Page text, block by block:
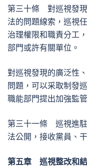
第三十條 對巡視發
法的問題線索，巡視
治理權限和職責分工
部門或許有關單位。
對巡視發現的廣泛性
問題，可以采取制發
職能部門提出加強監
第三十一條 巡視進
法公開，接收黨員、
第五章 巡視整改和